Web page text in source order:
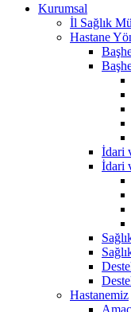
Kurumsal
İl Sağlık
Hastane
İdari
İdari
Hastanemiz